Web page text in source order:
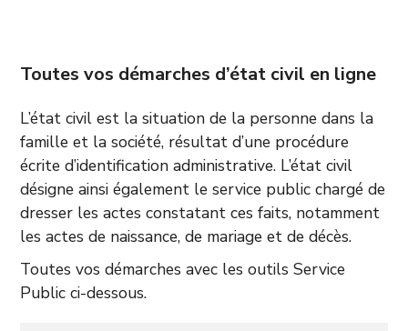
Toutes vos démarches d’état civil en ligne
L’état civil est la situation de la personne dans la
famille et la société, résultat d’une procédure
écrite d’identification administrative. L’état civil
désigne ainsi également le service public chargé de
dresser les actes constatant ces faits, notamment
les actes de naissance, de mariage et de décès.
Toutes vos démarches avec les outils Service
Public ci-dessous.